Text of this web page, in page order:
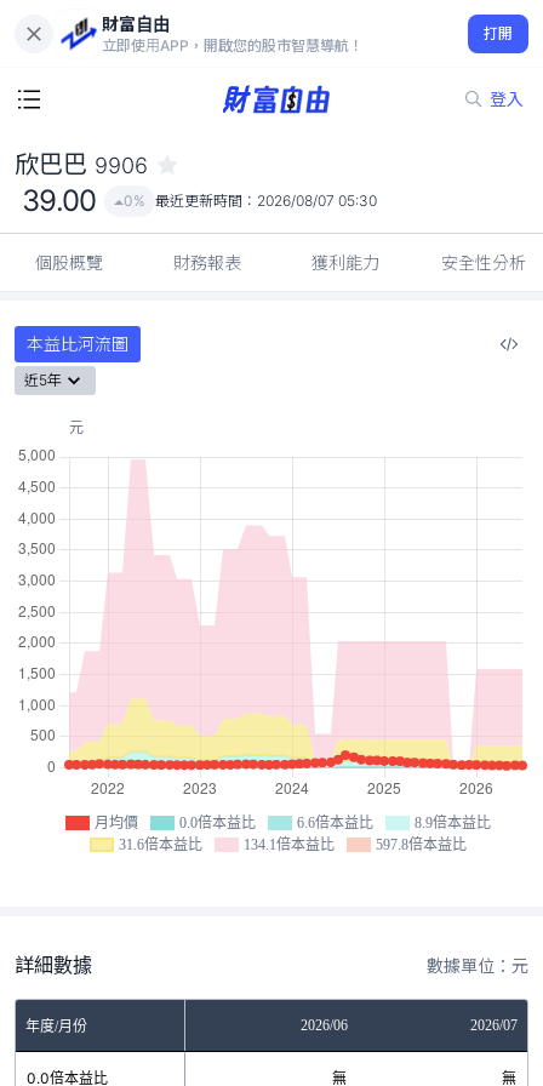
財富自由
立即使用APP，開啟您的股市智慧導航！
打開
登入
39.00
0%
欣巴巴 9906
39.00 0% 最近更新時間： 2026/08/07 05:30
個股概覽 財務報表 獲利能力 安全性分析
本益比河流圖
近5年
月均價 0.0倍本益比 6.6倍本益比
8.9倍本益比
31.6倍本益比
134.1倍本益比 597.8倍本益比
詳細數據 數據單位：元
年度/月份 2026/06 2026/07
0.0倍本益比 無 無